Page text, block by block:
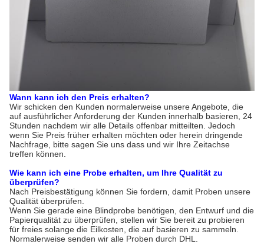
Wann kann ich den Preis erhalten?
Wir schicken den Kunden normalerweise unsere Angebote, die
auf ausführlicher Anforderung der Kunden innerhalb basieren, 24
Stunden nachdem wir alle Details offenbar mitteilten. Jedoch
wenn Sie Preis früher erhalten möchten oder herein dringende
Nachfrage, bitte sagen Sie uns dass und wir Ihre Zeitachse
treffen können.
Wie kann ich eine Probe erhalten, um Ihre Qualität zu
überprüfen?
Nach Preisbestätigung können Sie fordern, damit Proben unsere
Qualität überprüfen.
Wenn Sie gerade eine Blindprobe benötigen, den Entwurf und die
Papierqualität zu überprüfen, stellen wir Sie bereit zu probieren
für freies solange die Eilkosten, die auf basieren zu sammeln.
Normalerweise senden wir alle Proben durch DHL.